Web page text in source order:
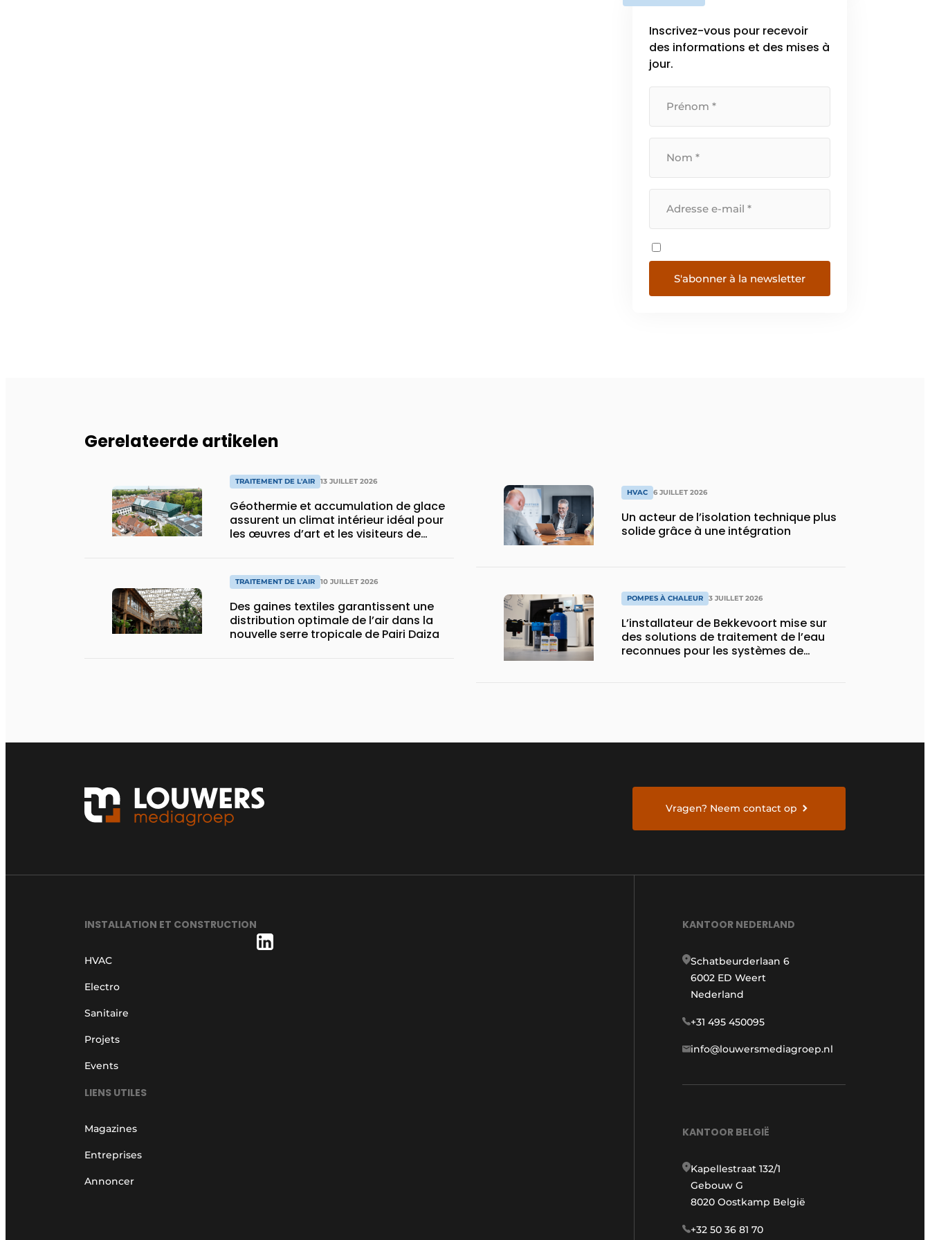
quatre entreprises
dans sa spécialisation, garantit un
service à […]
Inscrivez-vous pour recevoir
des informations et des mises à
jour.
Gerelateerde artikelen
TRAITEMENT DE L'AIR 13 JUILLET 2026
Géothermie et accumulation de glace
assurent un climat intérieur idéal pour
les œuvres d’art et les visiteurs de
TRAITEMENT DE L'AIR 10 JUILLET 2026
Des gaines textiles garantissent une
distribution optimale de l’air dans la
nouvelle serre tropicale de Pairi Daiza
HVAC 6 JUILLET 2026
Un acteur de l’isolation technique plus
solide grâce à une intégration
POMPES À CHALEUR 3 JUILLET 2026
L’installateur de Bekkevoort mise sur
des solutions de traitement de l’eau
reconnues pour les systèmes de
Vragen? Neem contact op
INSTALLATION ET CONSTRUCTION
HVAC
Electro
Sanitaire
Projets
Events
LIENS UTILES
Magazines
Entreprises
Annoncer
KANTOOR NEDERLAND
Schatbeurderlaan 6
6002 ED Weert
Nederland
+31 495 450095
info@louwersmediagroep.nl
KANTOOR BELGIË
Kapellestraat 132/1
Gebouw G
8020 Oostkamp België
+32 50 36 81 70